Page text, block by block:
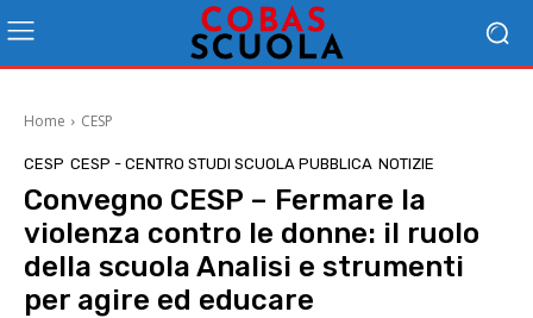
Home CESP
CESP CESP - CENTRO STUDI SCUOLA PUBBLICA NOTIZIE
Convegno CESP – Fermare la
violenza contro le donne: il ruolo
della scuola Analisi e strumenti
per agire ed educare